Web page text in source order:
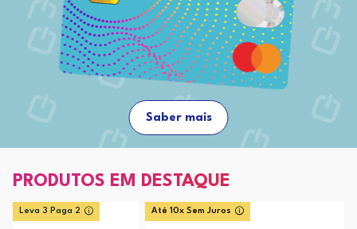
Saber mais
PRODUTOS EM DESTAQUE
Leva 3 Paga 2 Até 10x Sem Juros